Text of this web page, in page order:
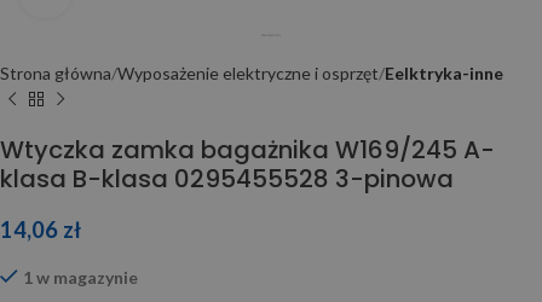
Strona główna Wyposażenie elektryczne i osprzęt Eelktryka-inne
Wtyczka zamka bagażnika W169/245 A-
klasa B-klasa 0295455528 3-pinowa
14,06 zł
1 w magazynie